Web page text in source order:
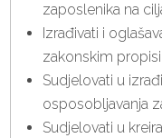
zaposlenika na
Izrađivati i
zakonskim
Sudjelovati u
osposobljavanja
Sudjelovati u